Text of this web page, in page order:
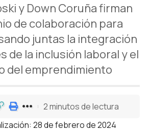
y Down Coruña firman
de colaboración para
juntas la integración
de la inclusión laboral y el
del emprendimiento
28 de febrero de 2024
2 minutos de lectura